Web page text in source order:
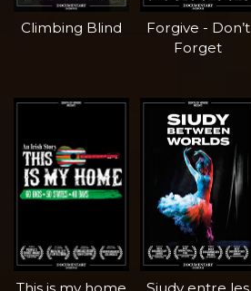
Climbing Blind
Forgive - Don’t
Forget
This is my home
Siudy entre les